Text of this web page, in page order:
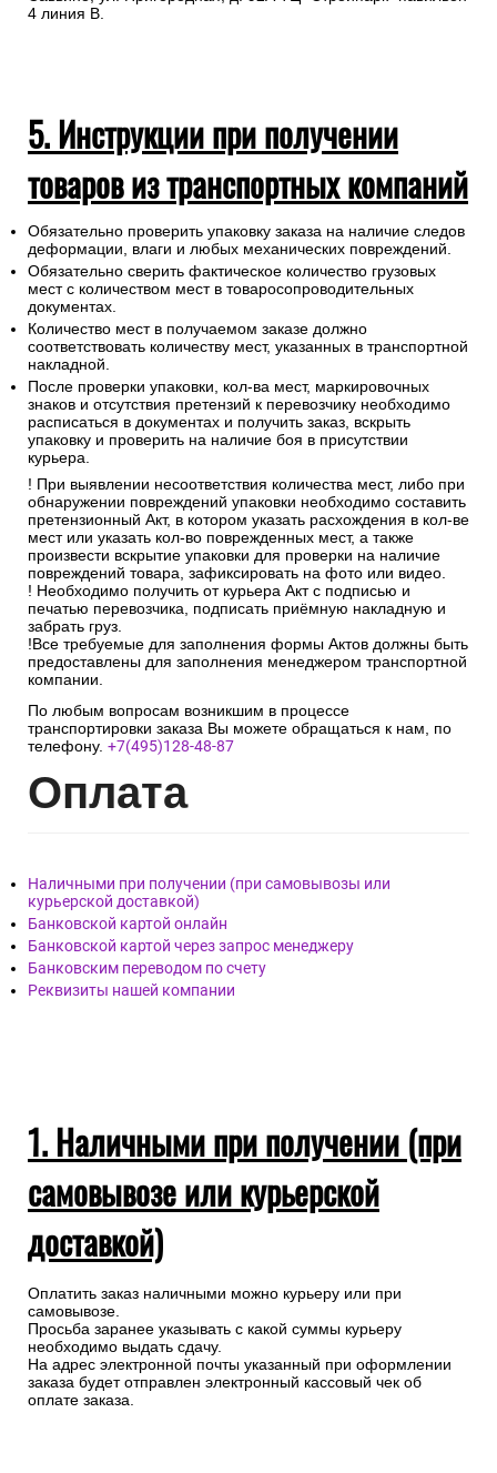
4 линия В.
5. Инструкции при получении
товаров из транспортных компаний
Обязательно проверить упаковку заказа на наличие следов
деформации, влаги и любых механических повреждений.
Обязательно сверить фактическое количество грузовых
мест с количеством мест в товаросопроводительных
документах.
Количество мест в получаемом заказе должно
соответствовать количеству мест, указанных в транспортной
накладной.
После проверки упаковки, кол-ва мест, маркировочных
знаков и отсутствия претензий к перевозчику необходимо
расписаться в документах и получить заказ, вскрыть
упаковку и проверить на наличие боя в присутствии
курьера.
! При выявлении несоответствия количества мест, либо при
обнаружении повреждений упаковки необходимо составить
претензионный Акт, в котором указать расхождения в кол-ве
мест или указать кол-во поврежденных мест, а также
произвести вскрытие упаковки для проверки на наличие
повреждений товара, зафиксировать на фото или видео.
! Необходимо получить от курьера Акт с подписью и
печатью перевозчика, подписать приёмную накладную и
забрать груз.
!Все требуемые для заполнения формы Актов должны быть
предоставлены для заполнения менеджером транспортной
компании.
По любым вопросам возникшим в процессе
транспортировки заказа Вы можете обращаться к нам, по
телефону. +7(495)128-48-87
Оплата
Наличными при получении (при самовывозы или
курьерской доставкой)
Банковской картой онлайн
Банковской картой через запрос менеджеру
Банковским переводом по счету
Реквизиты нашей компании
1. Наличными при получении (при
самовывозе или курьерской
доставкой)
Оплатить заказ наличными можно курьеру или при
самовывозе.
Просьба заранее указывать с какой суммы курьеру
необходимо выдать сдачу.
На адрес электронной почты указанный при оформлении
заказа будет отправлен электронный кассовый чек об
оплате заказа.